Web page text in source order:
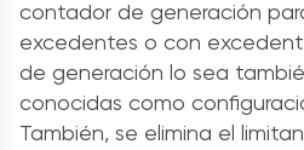
contador de generación
excedentes o con
de generación lo sea
conocidas como
También, se elimina el